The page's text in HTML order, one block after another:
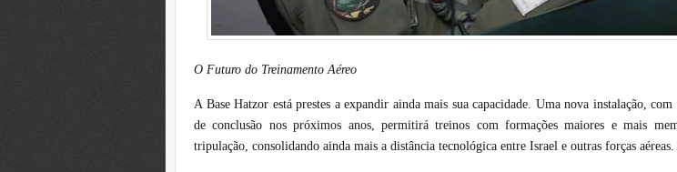
O Futuro do Treinamento Aéreo
A Base Hatzor está prestes a expandir ainda mais sua capacidade. Uma nova instalação, com
de conclusão nos próximos anos, permitirá treinos com formações maiores e mais
tripulação, consolidando ainda mais a distância tecnológica entre Israel e outras forças aéreas.